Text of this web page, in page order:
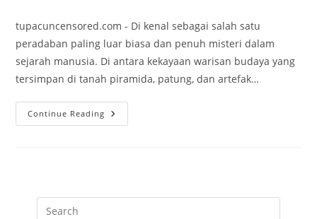
tupacuncensored.com - Di kenal sebagai salah satu
peradaban paling luar biasa dan penuh misteri dalam
sejarah manusia. Di antara kekayaan warisan budaya yang
tersimpan di tanah piramida, patung, dan artefak…
Continue Reading Kuil
Dendur: